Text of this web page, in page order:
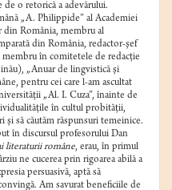
o retorică a adevărului.
„A. Philippide” al Academiei
România, membru al
din România, redactor-şef
în comitetele de redacţie
„Anuar de lingvistică şi
pentru cei care l-am ascultat
„Al. I. Cuza”, înainte de
în cultul probităţii,
să căutăm răspunsuri temeinice.
în discursul profesorului Dan
literaturii române, erau, în primul
ne cucerea prin rigoarea abilă a
persuasivă, aptă să
Am savurat beneficiile de